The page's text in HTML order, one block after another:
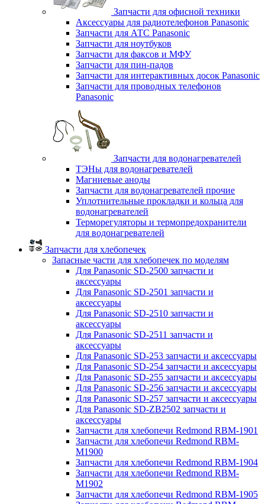
Запчасти для офисной техники
Аксессуары для радиотелефонов Panasonic
Запчасти для АТС Panasonic
Запчасти для ноутбуков
Запчасти для факсов и МФУ
Запчасти для пин-падов
Запчасти для интерактивных досок Panasonic
Запчасти для проводных телефонов
Panasonic
Запчасти для водонагревателей
ТЭНы для водонагревателей
Магниевые аноды
Запчасти для водонагревателей прочие
Уплотнительные прокладки и кольца для
водонагревателей
Терморегуляторы и термопредохранители
для водонагревателей
Запчасти для хлебопечек
Запасные части для хлебопечек по моделям
Для Panasonic SD-2500 запчасти и
аксессуары
Для Panasonic SD-2501 запчасти и
аксессуары
Для Panasonic SD-2510 запчасти и
аксессуары
Для Panasonic SD-2511 запчасти и
аксессуары
Для Panasonic SD-253 запчасти и аксессуары
Для Panasonic SD-254 запчасти и аксессуары
Для Panasonic SD-255 запчасти и аксессуары
Для Panasonic SD-256 запчасти и аксессуары
Для Panasonic SD-257 запчасти и аксессуары
Для Panasonic SD-ZB2502 запчасти и
аксессуары
Запчасти для хлебопечи Redmond RBM-1901
Запчасти для хлебопечи Redmond RBM-
M1900
Запчасти для хлебопечи Redmond RBM-1904
Запчасти для хлебопечи Redmond RBM-
M1902
Запчасти для хлебопечи Redmond RBM-1905